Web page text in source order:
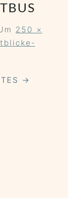
250 ×
→